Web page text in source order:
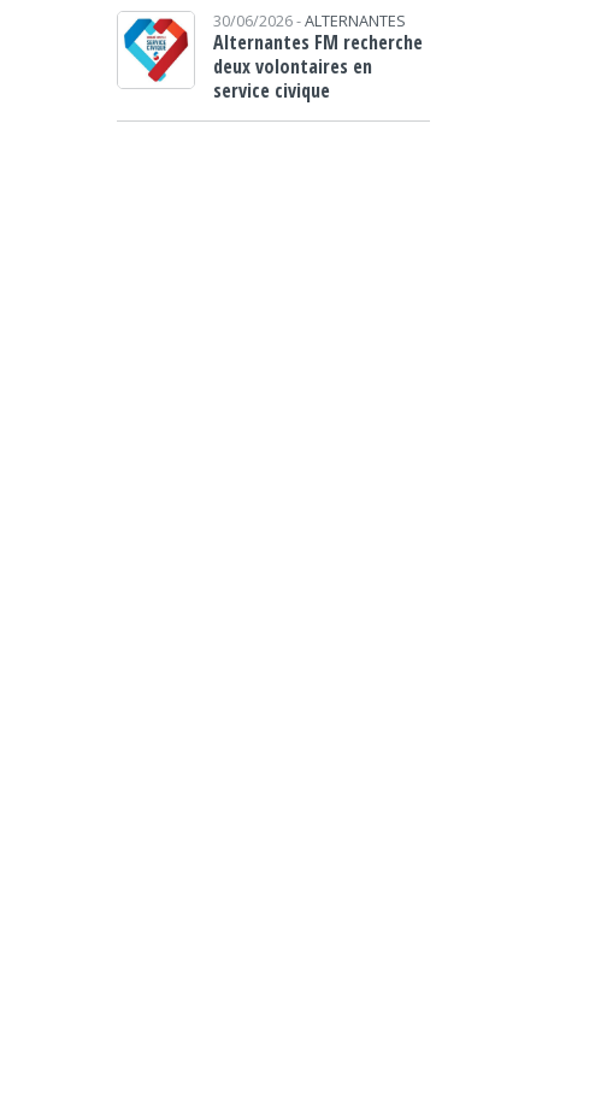
30/06/2026 -ALTERNANTES
Alternantes FM recherche
deux volontaires en
service civique